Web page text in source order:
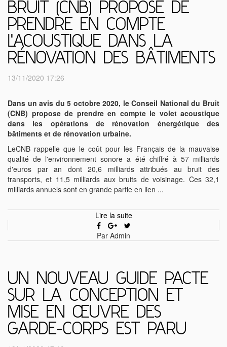
BRUIT (CNB) PROPOSE DE
PRENDRE EN COMPTE
L'ACOUSTIQUE DANS LA
RÉNOVATION DES BÂTIMENTS
13/11/2020 17:26
Dans un avis du 5 octobre 2020, le Conseil National du Bruit
(CNB) propose de prendre en compte le volet acoustique
dans les opérations de rénovation énergétique des
bâtiments et de rénovation urbaine.
LeCNB rappelle que le coût pour les Français de la mauvaise
qualité de l'environnement sonore a été chiffré à 57 milliards
d'euros par an dont 20,6 milliards attribués au bruit des
transports, et 11,5 milliards aux bruits de voisinage. Ces 32,1
milliards annuels sont en grande partie en lien ...
Lire la suite
Par Admin
UN NOUVEAU GUIDE PACTE
SUR LA CONCEPTION ET
MISE EN ŒUVRE DES
GARDE-CORPS EST PARU